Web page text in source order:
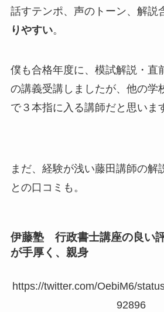
話すテンポ、声のトーン、解説
りやすい。
僕も合格年度に、模試解説・直
の講義受講しましたが、他の学
で３本指に入る講師だと思いま
まだ、経験が浅い藤田講師の解
との口コミも。
伊藤塾 行政書士講座の良い
が手厚く、親身
https://twitter.com/OebiM6/
92896